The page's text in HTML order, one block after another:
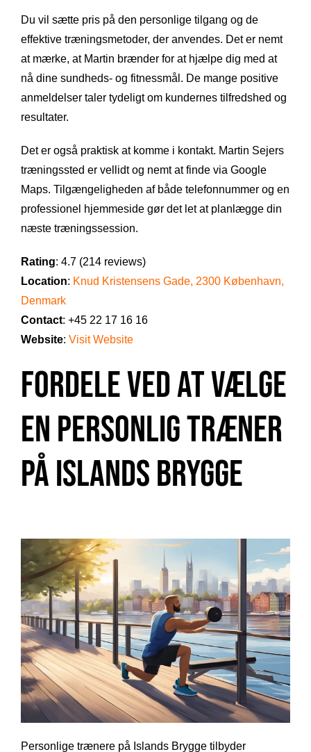
Du vil sætte pris på den personlige tilgang og de
effektive træningsmetoder, der anvendes. Det er nemt
at mærke, at Martin brænder for at hjælpe dig med at
nå dine sundheds- og fitnessmål. De mange positive
anmeldelser taler tydeligt om kundernes tilfredshed og
resultater.
Det er også praktisk at komme i kontakt. Martin Sejers
træningssted er vellidt og nemt at finde via Google
Maps. Tilgængeligheden af både telefonnummer og en
professionel hjemmeside gør det let at planlægge din
næste træningssession.
Rating: 4.7 (214 reviews)
Location: Knud Kristensens Gade, 2300 København,
Denmark
Contact: +45 22 17 16 16
Website: Visit Website
Fordele ved at vælge
en personlig træner
på Islands Brygge
Personlige trænere på Islands Brygge tilbyder